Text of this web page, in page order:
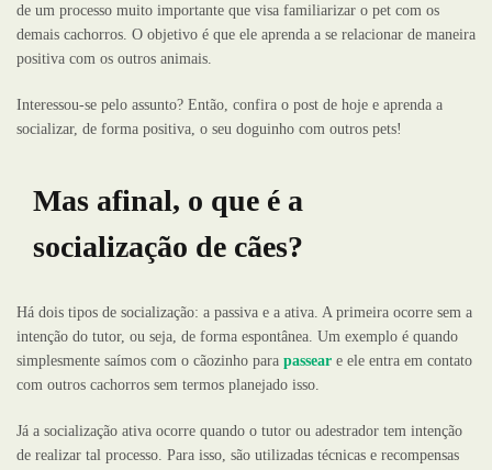
de um processo muito importante que visa familiarizar o pet com os
demais cachorros. O objetivo é que ele aprenda a se relacionar de maneira
positiva com os outros animais.
Interessou-se pelo assunto? Então, confira o post de hoje e aprenda a
socializar, de forma positiva, o seu doguinho com outros pets!
Mas afinal, o que é a
socialização de cães?
Há dois tipos de socialização: a passiva e a ativa. A primeira ocorre sem a
intenção do tutor, ou seja, de forma espontânea. Um exemplo é quando
simplesmente saímos com o cãozinho para passear e ele entra em contato
com outros cachorros sem termos planejado isso.
Já a socialização ativa ocorre quando o tutor ou adestrador tem intenção
de realizar tal processo. Para isso, são utilizadas técnicas e recompensas